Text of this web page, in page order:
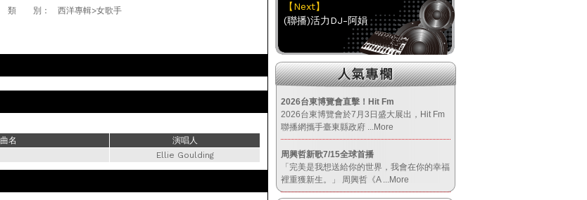
類 別：
西洋專輯>女歌手
曲名
演唱人
Ellie Goulding
【Next】
(聯播)活力DJ-阿娟
【HitFm正在進行】
(南部)
HAPPY DJ-Tracy
【Next】
(聯播)活力DJ-阿娟
【HitFm正在進行】
(宜蘭)
2026台東博覽會直擊！Hit Fm
2026台東博覽會於7月3日盛大展出，Hit Fm
聯播網攜手臺東縣政府 ...More
周興哲新歌7/15全球首播
「完美是我想送給你的世界，我會在你的幸福
裡重獲新生。」 周興哲《A ...More